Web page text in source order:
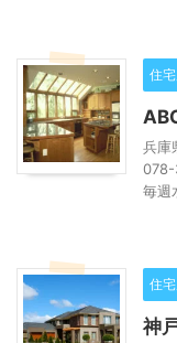
住
兵庫
078-
毎週
住
神